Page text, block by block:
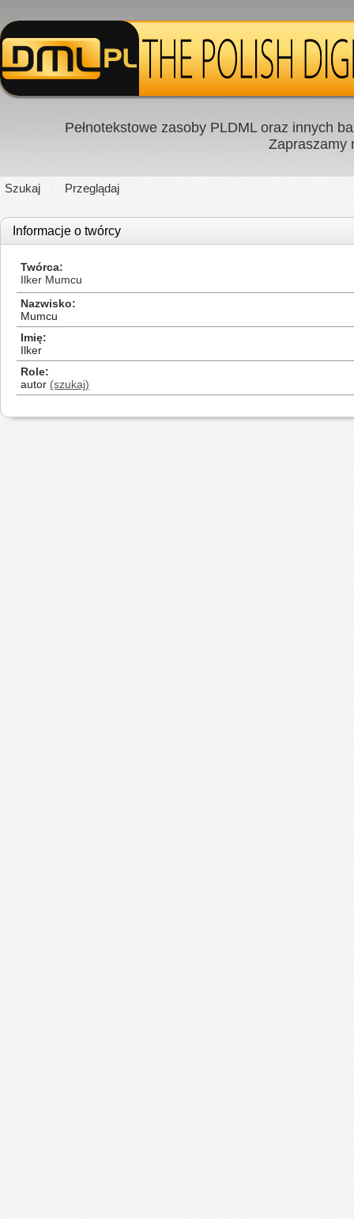
Pełnotekstowe zasoby PLDML oraz innych
Zapraszamy
Szukaj Przeglądaj
Informacje o twórcy
Twórca
Ilker Mumcu
Nazwisko
Mumcu
Imię
Ilker
Role
autor (szukaj)